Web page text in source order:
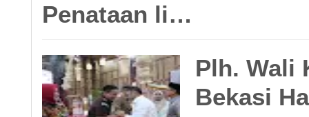
Penataan li…
Plh. Wali
Bekasi